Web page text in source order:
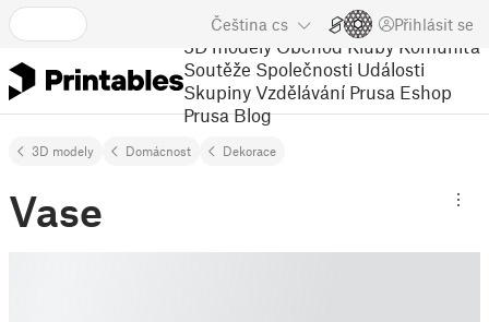
Čeština cs Přihlásit se
3D modely Obchod Kluby Komunita
Soutěže Společnosti Události
Skupiny Vzdělávání Prusa Eshop
Prusa Blog
3D modely Domácnost Dekorace
Vase